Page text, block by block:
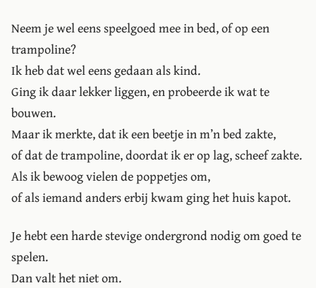
Neem je wel eens speelgoed mee in bed, of op een
trampoline?
Ik heb dat wel eens gedaan als kind.
Ging ik daar lekker liggen, en probeerde ik wat te
bouwen.
Maar ik merkte, dat ik een beetje in m’n bed zakte,
of dat de trampoline, doordat ik er op lag, scheef zakte.
Als ik bewoog vielen de poppetjes om,
of als iemand anders erbij kwam ging het huis kapot.
Je hebt een harde stevige ondergrond nodig om goed te
spelen.
Dan valt het niet om.